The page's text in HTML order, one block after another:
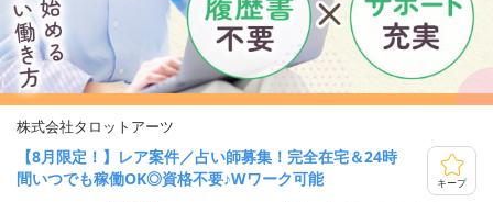
株式会社タロットアーツ
【8月限定！】レア案件／占い師募集！完全在宅＆24時
間いつでも稼働OK◎資格不要♪Wワーク可能
キープ